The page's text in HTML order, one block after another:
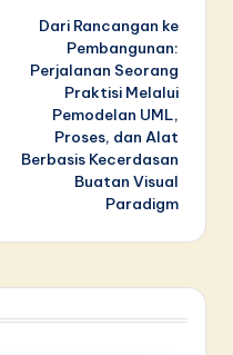
Dari Rancangan ke
Pembangunan:
Perjalanan Seorang
Praktisi Melalui
Pemodelan UML,
Proses, dan Alat
Berbasis Kecerdasan
Buatan Visual
Paradigm